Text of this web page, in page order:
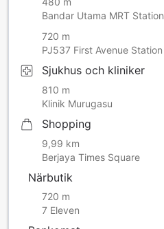
Bandar Utama MRT Station
720 m
PJ537 First Avenue Station
Sjukhus och kliniker
810 m
Klinik Murugasu
Shopping
9,99 km
Berjaya Times Square
Närbutik
720 m
7 Eleven